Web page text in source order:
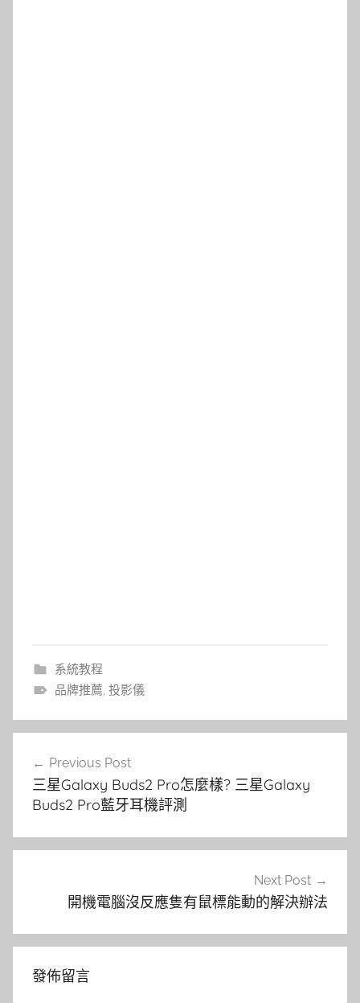
系統教程
品牌推薦, 投影儀
覽
Previous Post
三星Galaxy Buds2 Pro怎麼樣? 三星Galaxy
Buds2 Pro藍牙耳機評測
Next Post
開機電腦沒反應隻有鼠標能動的解決辦法
發佈留言